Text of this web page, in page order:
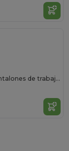
Work Pants Twill Mujer pantalones de trabajo de mujer